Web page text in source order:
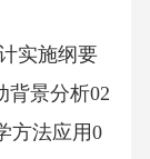
实施纲要
背景分析02
方法应用0